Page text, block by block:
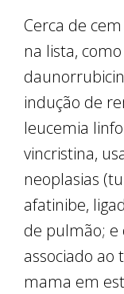
Cerca de
na lista,
indução de
leucemia
vincristina,
neoplasias
afatinibe,
de pulmão; e
associado
mama em